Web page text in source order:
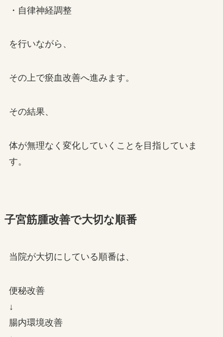
・自律神経調整
を行いながら、
その上で瘀血改善へ進みます。
その結果、
体が無理なく変化していくことを目指していま
す。
子宮筋腫改善で大切な順番
当院が大切にしている順番は、
便秘改善
↓
腸内環境改善